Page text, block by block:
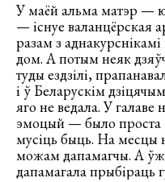
У маёй альма матэр —
— існуе валанцёрская
разам з
дом. А потым неяк
туды ездзілі,
і ў Беларускім
яго не ведала. У галаве
эмоцый — было проста
мусіць быць. На месцы
можам дапамагчы. А
дапамагала прыбіраць